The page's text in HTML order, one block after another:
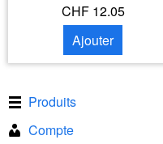
CHF 12.05
Ajouter
Produits
Compte